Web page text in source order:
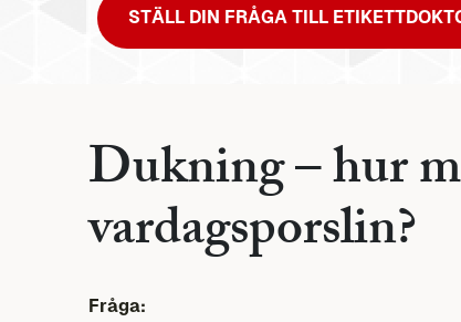
STÄLL DIN FRÅGA TILL
Dukning – hur
vardagsporslin?
Fråga: